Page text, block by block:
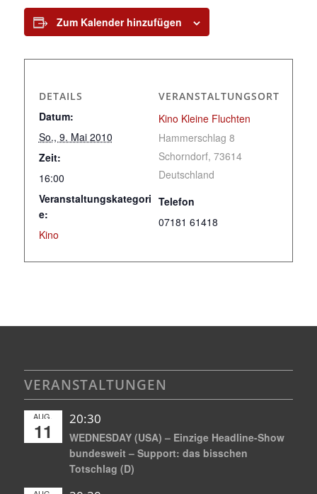
Zum Kalender hinzufügen
DETAILS
Datum:
So., 9. Mai 2010
Zeit:
16:00
Veranstaltungskategori
e:
Kino
VERANSTALTUNGSORT
Kino Kleine Fluchten
Hammerschlag 8
Schorndorf, 73614
Deutschland
Telefon
07181 61418
VERANSTALTUNGEN
AUG.
11
20:30
WEDNESDAY (USA) – Einzige Headline-Show
bundesweit – Support: das bisschen
Totschlag (D)